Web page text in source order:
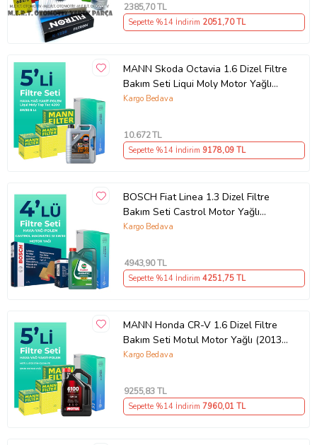
2385,70 TL
Sepette %14 İndirim 2051,70 TL
MANN Skoda Octavia 1.6 Dizel Filtre
Bakım Seti Liqui Moly Motor Yağlı
(2013-2019) 5 Li
Kargo Bedava
10.672TL
Sepette %14 İndirim 9178,09 TL
BOSCH Fiat Linea 1.3 Dizel Filtre
Bakım Seti Castrol Motor Yağlı
EURO 4 (2007-2017) 4 Lü
Kargo Bedava
4943,90 TL
Sepette %14 İndirim 4251,75 TL
MANN Honda CR-V 1.6 Dizel Filtre
Bakım Seti Motul Motor Yağlı (2013-
2018) 5 Li
Kargo Bedava
9255,83 TL
Sepette %14 İndirim 7960,01 TL